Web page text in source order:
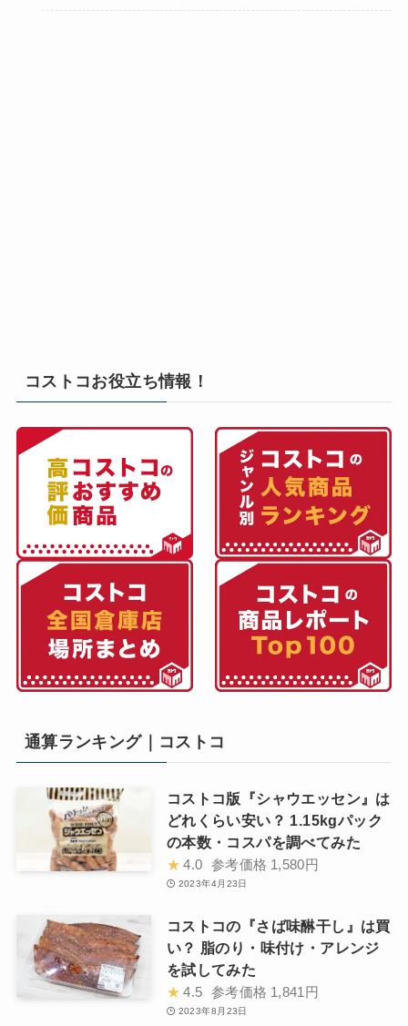
コストコお役立ち情報！
通算ランキング｜コストコ
コストコ版『シャウエッセン』は
どれくらい安い？ 1.15kgパック
の本数・コスパを調べてみた
★ 4.0 参考価格 1,580円
2023年4月23日
コストコの『さば味醂干し』は買
い？ 脂のり・味付け・アレンジ
を試してみた
★ 4.5 参考価格 1,841円
2023年8月23日